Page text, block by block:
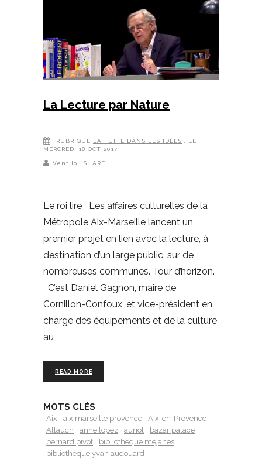
La Lecture par Nature
RUBRIQUE LA FUITE DANS LES IDÉES
, LE
MERCREDI 18 OCT 2017
Ventilo SHARE
Le roi lire Les affaires culturelles de la
Métropole Aix-Marseille lancent un
premier projet en lien avec la lecture, à
destination d’un large public, sur de
nombreuses communes. Tour d’horizon.
C’est Daniel Gagnon, maire de
Cornillon-Confoux, et vice-président en
charge des équipements et de la culture
au
READ MORE
MOTS CLÉS
Aix aix marseille provence
Aix-en-Provence
Allauch
anne lopez auriol
bazar palace
bernard pivot
bibliotheque mejanes
bibliotheque yvan audouard